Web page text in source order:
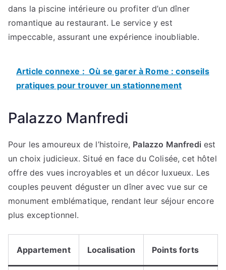
dans la piscine intérieure ou profiter d’un dîner
romantique au restaurant. Le service y est
impeccable, assurant une expérience inoubliable.
Article connexe : Où se garer à Rome : conseils
pratiques pour trouver un stationnement
Palazzo Manfredi
Pour les amoureux de l’histoire, Palazzo Manfredi est
un choix judicieux. Situé en face du Colisée, cet hôtel
offre des vues incroyables et un décor luxueux. Les
couples peuvent déguster un dîner avec vue sur ce
monument emblématique, rendant leur séjour encore
plus exceptionnel.
Appartement Localisation Points forts